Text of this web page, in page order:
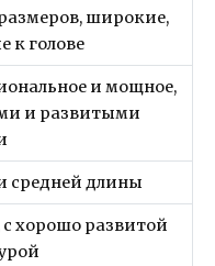
широкие,
к голове
и мощное,
и развитыми
средней длины
с хорошо развитой